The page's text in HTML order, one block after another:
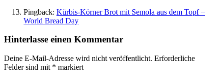
Pingback: Kürbis-Körner Brot mit Semola aus dem Topf –
World Bread Day
Hinterlasse einen Kommentar
Deine E-Mail-Adresse wird nicht veröffentlicht. Erforderliche
Felder sind mit * markiert